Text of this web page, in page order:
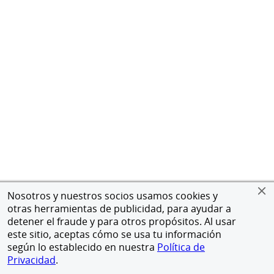
Nosotros y nuestros socios usamos cookies y
otras herramientas de publicidad, para ayudar a
detener el fraude y para otros propósitos. Al usar
este sitio, aceptas cómo se usa tu información
según lo establecido en nuestra Política de
Privacidad.